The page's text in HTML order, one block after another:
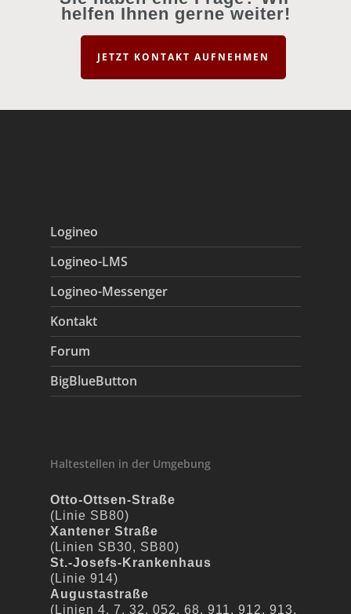
helfen Ihnen gerne weiter!
JETZT KONTAKT AUFNEHMEN
Logineo
Logineo-LMS
Logineo-Messenger
Kontakt
Forum
BigBlueButton
Haltestellen in der Umgebung
Otto-Ottsen-Straße
(Linie SB80)
Xantener Straße
(Linien SB30, SB80)
St.-Josefs-Krankenhaus
(Linie 914)
Augustastraße
(Linien 4, 7, 32, 052, 68, 911, 912, 913,